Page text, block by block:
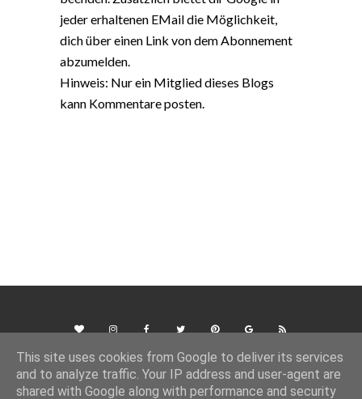
jeder erhaltenen EMail die Möglichkeit,
dich über einen Link von dem Abonnement
abzumelden.
Hinweis: Nur ein Mitglied dieses Blogs
kann Kommentare posten.
Template Created By :ThemeXpose. All Rights
This site uses cookies from Google to deliver its services
and to analyze traffic. Your IP address and user-agent are
shared with Google along with performance and security